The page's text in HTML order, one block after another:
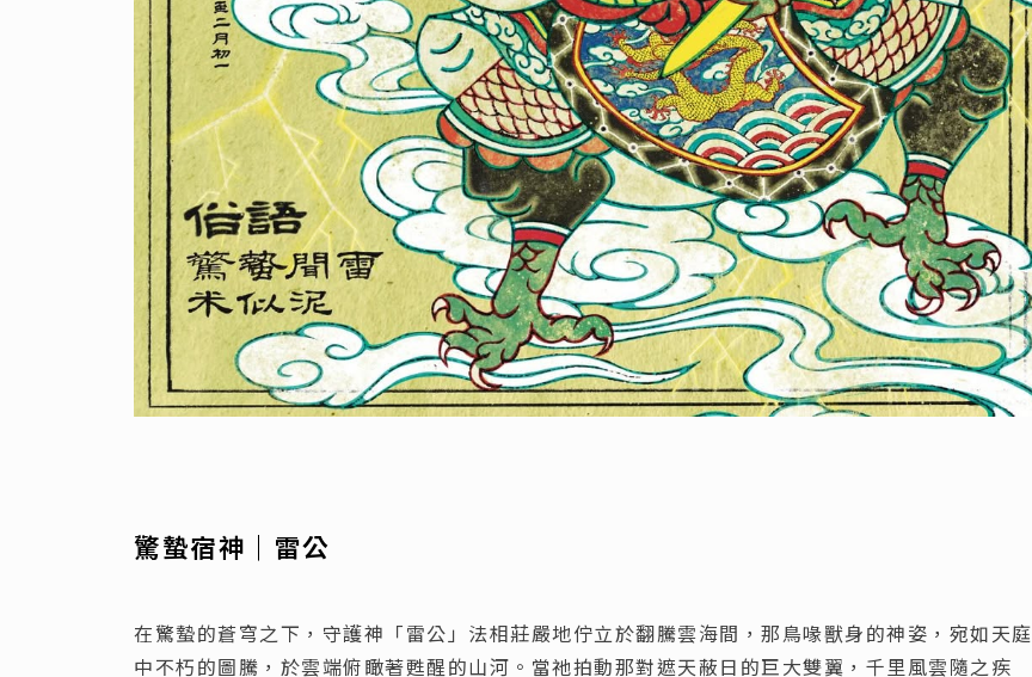
驚蟄宿神｜雷公
在驚蟄的蒼穹之下，守護神「雷公」法相莊嚴地佇立於翻騰雲海間，那鳥喙獸身的神姿，宛如天庭
中不朽的圖騰，於雲端俯瞰著甦醒的山河。當祂拍動那對遮天蔽日的巨大雙翼，千里風雲隨之疾